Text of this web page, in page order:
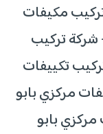
مكيفات
تركيب
تكييفات
مركزي بابو
بابو